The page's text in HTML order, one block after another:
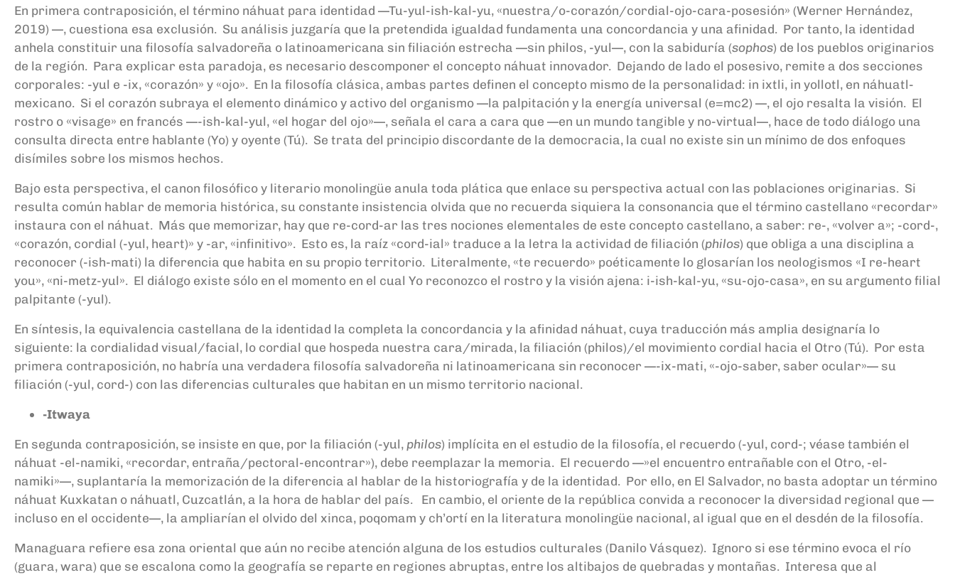
En primera contraposición, el término náhuat para identidad —Tu-yul-ish-kal-yu, «nuestra/o-corazón/cordial-ojo-cara-posesión» (Werner Hernández,
2019) —, cuestiona esa exclusión. Su análisis juzgaría que la pretendida igualdad fundamenta una concordancia y una afinidad. Por tanto, la identidad
anhela constituir una filosofía salvadoreña o latinoamericana sin filiación estrecha —sin philos, -yul—, con la sabiduría (sophos) de los pueblos originarios
de la región. Para explicar esta paradoja, es necesario descomponer el concepto náhuat innovador. Dejando de lado el posesivo, remite a dos secciones
corporales: -yul e -ix, «corazón» y «ojo». En la filosofía clásica, ambas partes definen el concepto mismo de la personalidad: in ixtli, in yollotl, en náhuatl-
mexicano. Si el corazón subraya el elemento dinámico y activo del organismo —la palpitación y la energía universal (e=mc2) —, el ojo resalta la visión. El
rostro o «visage» en francés —-ish-kal-yul, «el hogar del ojo»—, señala el cara a cara que —en un mundo tangible y no-virtual—, hace de todo diálogo una
consulta directa entre hablante (Yo) y oyente (Tú). Se trata del principio discordante de la democracia, la cual no existe sin un mínimo de dos enfoques
disímiles sobre los mismos hechos.
Bajo esta perspectiva, el canon filosófico y literario monolingüe anula toda plática que enlace su perspectiva actual con las poblaciones originarias. Si
resulta común hablar de memoria histórica, su constante insistencia olvida que no recuerda siquiera la consonancia que el término castellano «recordar»
instaura con el náhuat. Más que memorizar, hay que re-cord-ar las tres nociones elementales de este concepto castellano, a saber: re-, «volver a»; -cord-,
«corazón, cordial (-yul, heart)» y -ar, «infinitivo». Esto es, la raíz «cord-ial» traduce a la letra la actividad de filiación (philos) que obliga a una disciplina a
reconocer (-ish-mati) la diferencia que habita en su propio territorio. Literalmente, «te recuerdo» poéticamente lo glosarían los neologismos «I re-heart
you», «ni-metz-yul». El diálogo existe sólo en el momento en el cual Yo reconozco el rostro y la visión ajena: i-ish-kal-yu, «su-ojo-casa», en su argumento filial
palpitante (-yul).
En síntesis, la equivalencia castellana de la identidad la completa la concordancia y la afinidad náhuat, cuya traducción más amplia designaría lo
siguiente: la cordialidad visual/facial, lo cordial que hospeda nuestra cara/mirada, la filiación (philos)/el movimiento cordial hacia el Otro (Tú). Por esta
primera contraposición, no habría una verdadera filosofía salvadoreña ni latinoamericana sin reconocer —-ix-mati, «-ojo-saber, saber ocular»— su
filiación (-yul, cord-) con las diferencias culturales que habitan en un mismo territorio nacional.
-Itwaya
En segunda contraposición, se insiste en que, por la filiación (-yul, philos) implícita en el estudio de la filosofía, el recuerdo (-yul, cord-; véase también el
náhuat -el-namiki, «recordar, entraña/pectoral-encontrar»), debe reemplazar la memoria. El recuerdo —»el encuentro entrañable con el Otro, -el-
namiki»—, suplantaría la memorización de la diferencia al hablar de la historiografía y de la identidad. Por ello, en El Salvador, no basta adoptar un término
náhuat Kuxkatan o náhuatl, Cuzcatlán, a la hora de hablar del país. En cambio, el oriente de la república convida a reconocer la diversidad regional que —
incluso en el occidente—, la ampliarían el olvido del xinca, poqomam y ch’ortí en la literatura monolingüe nacional, al igual que en el desdén de la filosofía.
Managuara refiere esa zona oriental que aún no recibe atención alguna de los estudios culturales (Danilo Vásquez). Ignoro si ese término evoca el río
(guara, wara) que se escalona como la geografía se reparte en regiones abruptas, entre los altibajos de quebradas y montañas. Interesa que al